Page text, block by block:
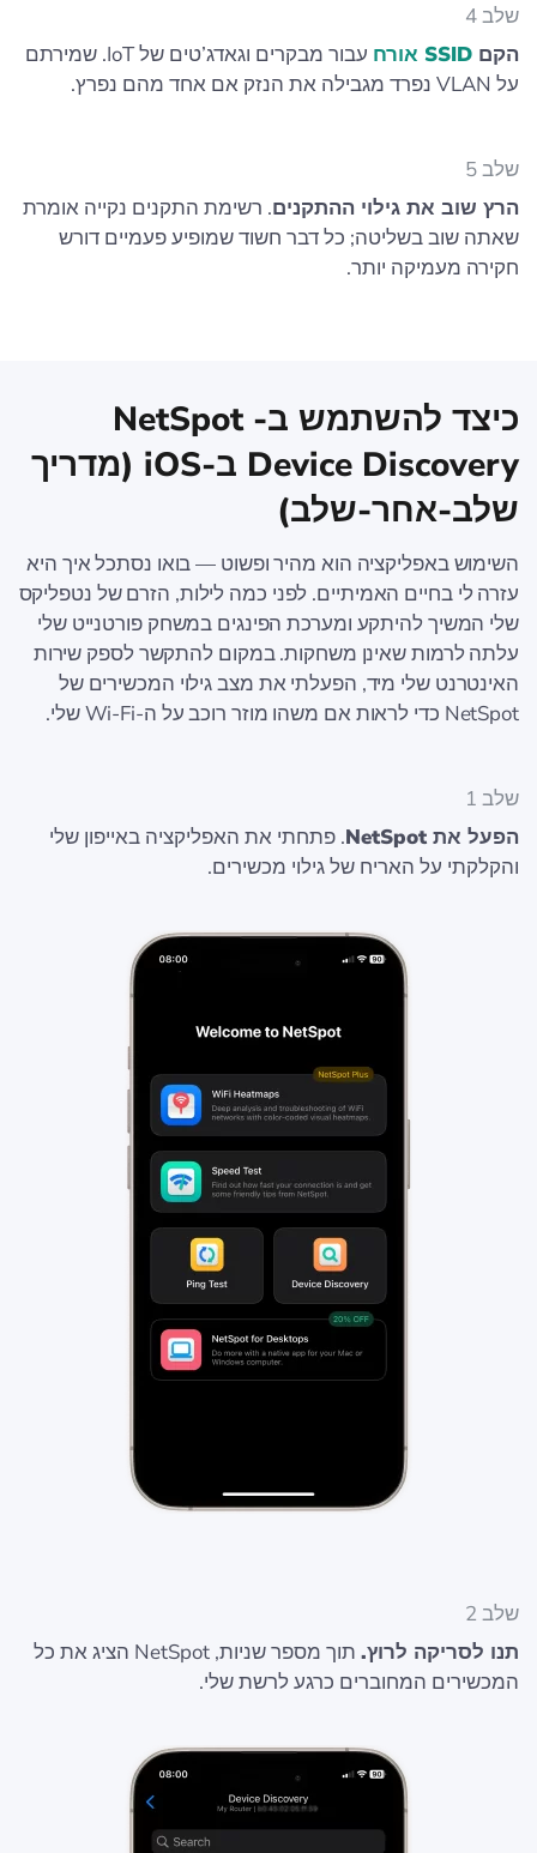
שלב 4
הקם SSID אורח
עבור מבקרים וגאדג’טים של IoT. שמירתם
על VLAN נפרד מגבילה את הנזק אם אחד מהם נפרץ.
שלב 5
הרץ שוב את גילוי ההתקנים. רשימת התקנים נקייה אומרת
שאתה שוב בשליטה; כל דבר חשוד שמופיע פעמיים דורש
חקירה מעמיקה יותר.
כיצד להשתמש ב- NetSpot
Device Discovery ב-iOS (מדריך
שלב-אחר-שלב)
השימוש באפליקציה הוא מהיר ופשוט — בואו נסתכל איך היא
עזרה לי בחיים האמיתיים. לפני כמה לילות, הזרם של נטפליקס
שלי המשיך להיתקע ומערכת הפינגים במשחק פורטנייט שלי
עלתה לרמות שאינן משחקות. במקום להתקשר לספק שירות
האינטרנט שלי מיד, הפעלתי את מצב גילוי המכשירים של
NetSpot כדי לראות אם משהו מוזר רוכב על ה-Wi‑Fi שלי.
שלב 1
הפעל את NetSpot
. פתחתי את האפליקציה באייפון שלי
והקלקתי על האריח של גילוי מכשירים.
שלב 2
תנו לסריקה לרוץ.
תוך מספר שניות, NetSpot הציג את כל
המכשירים המחוברים כרגע לרשת שלי.